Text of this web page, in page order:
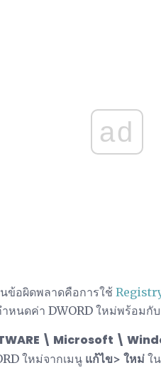
ad
ข้อผิดพลาดคือการใช้
หนดค่า DWORD ใหม่พร้อมกั
\ Microsoft \
ใหม่จากเมนู แก้ไข> ใหม่ ใ